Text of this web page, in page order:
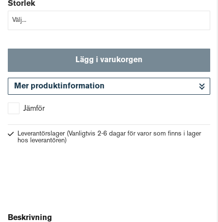
Storlek
Lägg i varukorgen
Mer produktinformation
Jämför
Leverantörslager (Vanligtvis 2-6 dagar för varor som finns i lager
hos leverantören)
Beskrivning